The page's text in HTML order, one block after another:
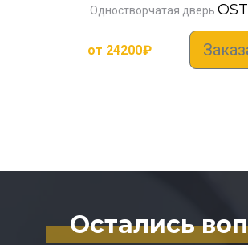
Одностворчатая дверь
от 24200₽
Остались